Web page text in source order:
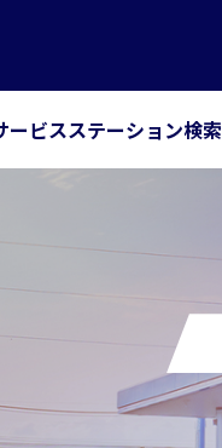
ービスステーション検索